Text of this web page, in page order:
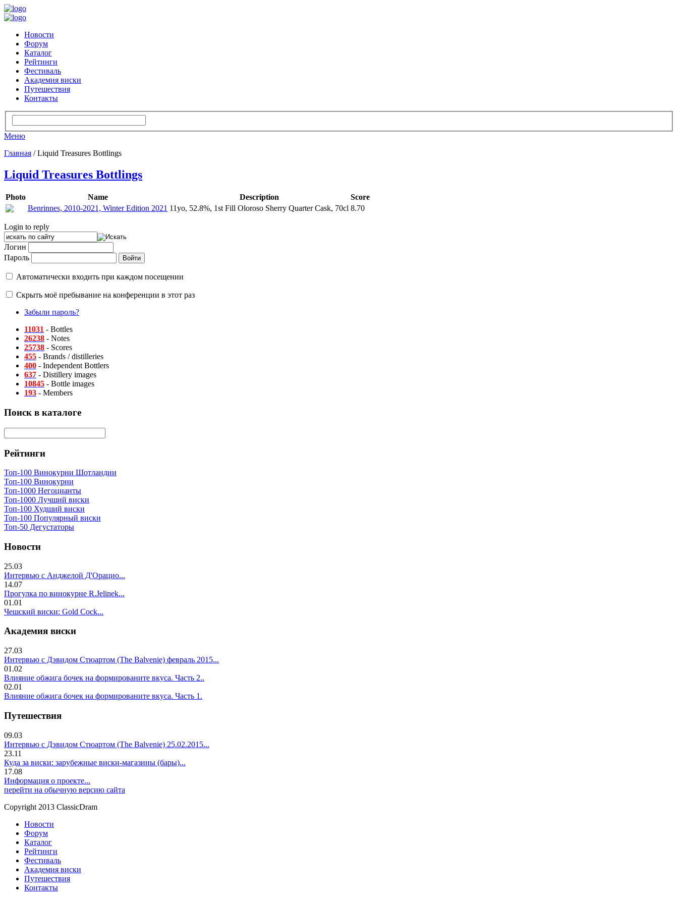
Новости
Форум
Каталог
Рейтинги
Фестиваль
Академия виски
Путешествия
Контакты
Меню
Главная / Liquid Treasures Bottlings
Liquid Treasures Bottlings
Photo Name Description
Score
Benrinnes, 2010-2021, Winter Edition 2021 11yo, 52.8%, 1st Fill Oloroso Sherry Quarter Cask, 70cl 8.70
Login to reply
Логин
Пароль
Автоматически входить при каждом посещении
Скрыть моё пребывание на конференции в этот раз
Забыли пароль?
11031 - Bottles
26238 - Notes
25738 - Scores
455 - Brands / distilleries
400 - Independent Bottlers
637 - Distillery images
10845 - Bottle images
193 - Members
Поиск в каталоге
Рейтинги
Топ-100 Винокурни Шотландии
Топ-100 Винокурни
Топ-1000 Негоцианты
Топ-1000 Лучший виски
Топ-100 Худший виски
Топ-100 Популярный виски
Топ-50 Дегустаторы
Новости
25.03
Интервью с Анджелой Д'Орацио...
14.07
Прогулка по винокурне R.Jelinek...
01.01
Чешский виски: Gold Cock...
Академия виски
27.03
Интервью с Дэвидом Стюартом (The Balvenie) февраль 2015...
01.02
Влияние обжига бочек на формированите вкуса. Часть 2..
02.01
Влияние обжига бочек на формированите вкуса. Часть 1.
Путешествия
09.03
Интервью с Дэвидом Стюартом (The Balvenie) 25.02.2015...
23.11
Куда за виски: зарубежные виски-магазины (бары)...
17.08
Информация о проекте...
перейти на обычную версию сайта
Copyright 2013 ClassicDram
Новости
Форум
Каталог
Рейтинги
Фестиваль
Академия виски
Путешествия
Контакты